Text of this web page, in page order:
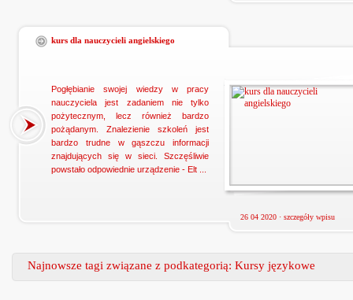
kurs dla nauczycieli angielskiego
Pogłębianie swojej wiedzy w pracy
nauczyciela jest zadaniem nie tylko
pożytecznym, lecz również bardzo
pożądanym. Znalezienie szkoleń jest
bardzo trudne w gąszczu informacji
znajdujących się w sieci. Szczęśliwie
powstało odpowiednie urządzenie - Elt ...
26 04 2020 · szczegóły wpisu
Najnowsze tagi związane z podkategorią: Kursy językowe